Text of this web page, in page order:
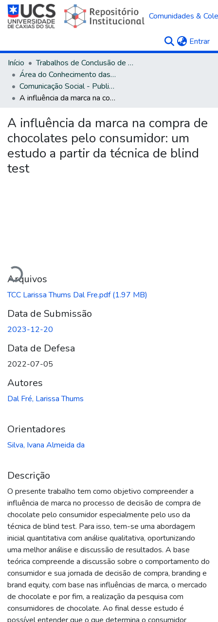
Comunidades &
Entrar
Início
Trabalhos de Conclusão de Curso
Área do Conhecimento das Ciências Sociais Aplicadas
Comunicação Social - Publicidade e Propaganda
A influência da marca na compra de chocolates pelo consumidor: um estudo a partir da técnica de blind test
A influência da marca na compra de
chocolates pelo consumidor: um
estudo a partir da técnica de blind
test
Carregando...
Arquivos
TCC Larissa Thums Dal Fre.pdf(1.97 MB)
Data de Submissão
2023-12-20
Data de Defesa
2022-07-05
Autores
Dal Fré, Larissa Thums
Orientadores
Silva, Ivana Almeida da
Descrição
O presente trabalho tem como objetivo compreender a
influência de marca no processo de decisão de compra de
chocolate pelo consumidor especialmente pelo uso da
técnica de blind test. Para isso, tem-se uma abordagem
inicial quantitativa com análise qualitativa, oportunizando
uma melhor análise e discussão de resultados. A base
teórica compreende a discussão sobre o comportamento do
consumidor e sua jornada de decisão de compra, branding e
brand equity, com base nas influências de marca, o mercado
de chocolate e por fim, a realização da pesquisa com
consumidores de chocolate. Ao final desse estudo é